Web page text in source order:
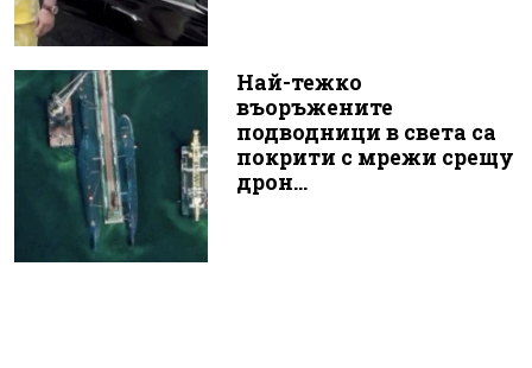
Най-тежко
въоръжените
подводници в света са
покрити с мрежи срещу
дрон...